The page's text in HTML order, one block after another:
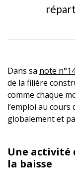
Dans sa note
de la filière
comme chaque
l’emploi au
globalement et
Une activité
la baisse